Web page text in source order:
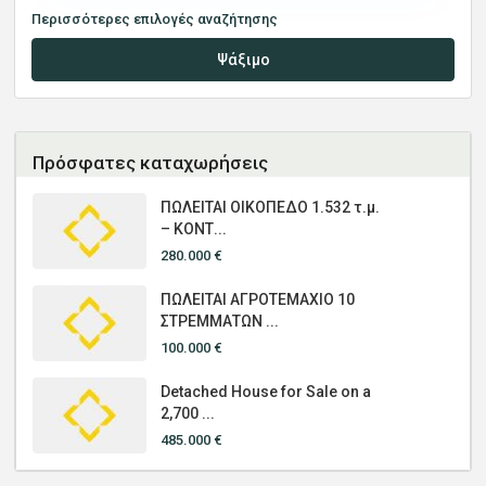
Περισσότερες επιλογές αναζήτησης
Ψάξιμο
Πρόσφατες καταχωρήσεις
ΠΩΛΕΙΤΑΙ ΟΙΚΟΠΕΔΟ 1.532 τ.μ.
– ΚΟΝΤ...
280.000 €
ΠΩΛΕΙΤΑΙ ΑΓΡΟΤΕΜΑΧΙΟ 10
ΣΤΡΕΜΜΑΤΩΝ ...
100.000 €
Detached House for Sale on a
2,700 ...
485.000 €